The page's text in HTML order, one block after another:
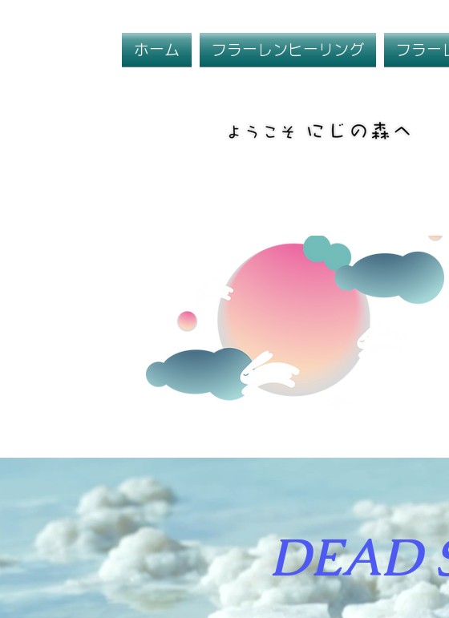
ホーム フラーレンヒーリング フラー
DEAD